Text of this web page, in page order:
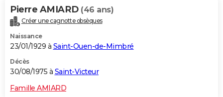
Pierre AMIARD (46 ans)
Créer une cagnotte obsèques
Naissance
23/01/1929 à Saint-Ouen-de-Mimbré
Décès
30/08/1975 à Saint-Victeur
Famille AMIARD